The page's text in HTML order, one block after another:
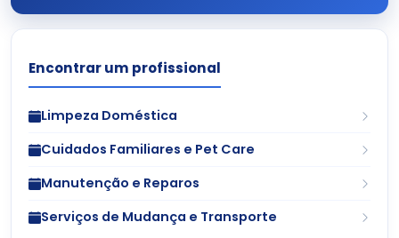
Encontrar um profissional
Limpeza Doméstica
Cuidados Familiares e Pet Care
Manutenção e Reparos
Serviços de Mudança e Transporte